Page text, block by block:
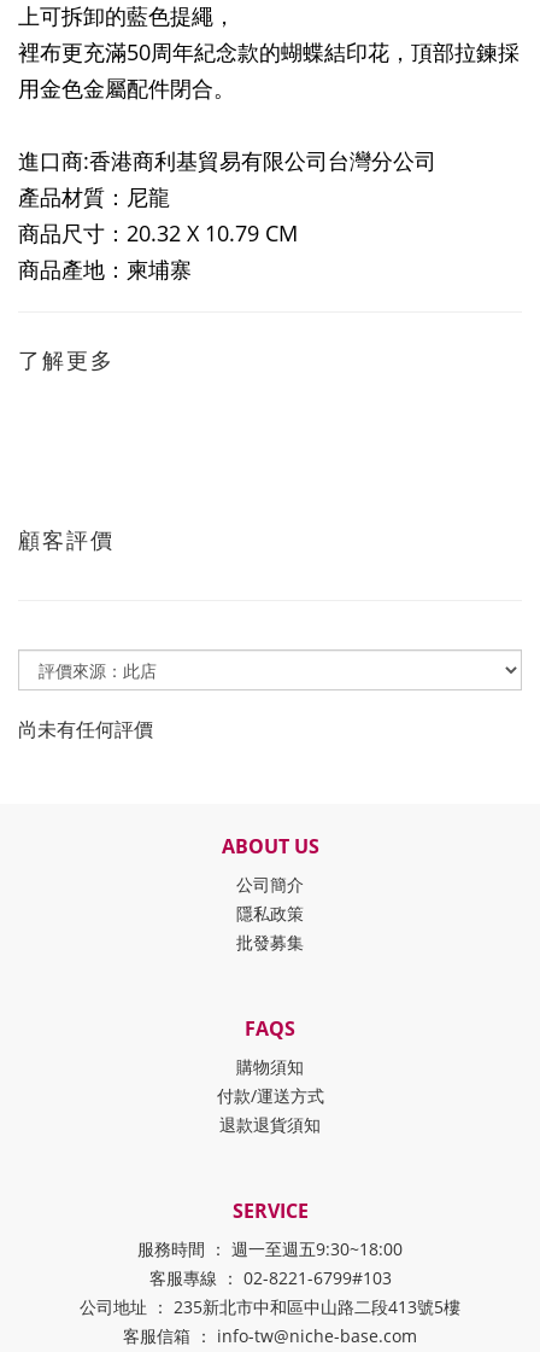
上可拆卸的藍色提繩，
裡布更充滿50周年紀念款的蝴蝶結印花，頂部拉鍊採
用金色金屬配件閉合。
進口商:香港商利基貿易有限公司台灣分公司
產品材質：尼龍
商品尺寸：20.32 X 10.79 CM
商品產地：柬埔寨
了解更多
顧客評價
尚未有任何評價
ABOUT US
公司簡介
隱私政策
批發募集
FAQS
購物須知
付款/運送方式
退款退貨須知
SERVICE
服務時間 ： 週一至週五9:30~18:00
客服專線 ： 02-8221-6799#103
公司地址 ： 235新北市中和區中山路二段413號5樓
客服信箱 ： info-tw@niche-base.com